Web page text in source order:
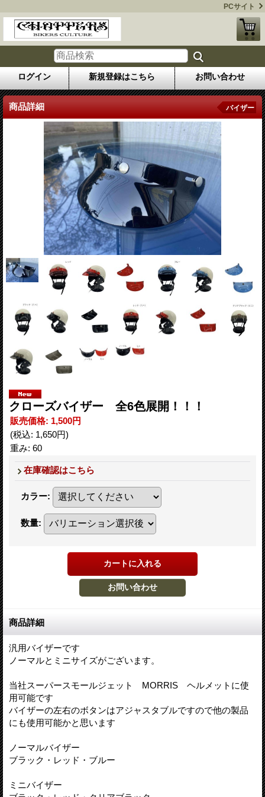
PCサイト
ログイン 新規登録はこちら お問い合わせ
商品詳細 バイザー
クローズバイザー 全6色展開！！！
販売価格: 1,500円
(税込: 1,650円)
重み: 60
在庫確認はこちら
カラー:
数量:
商品詳細
汎用バイザーです
ノーマルとミニサイズがございます。
当社スーパースモールジェット MORRIS ヘルメットに使
用可能です
バイザーの左右のボタンはアジャスタブルですので他の製品
にも使用可能かと思います
ノーマルバイザー
ブラック・レッド・ブルー
ミニバイザー